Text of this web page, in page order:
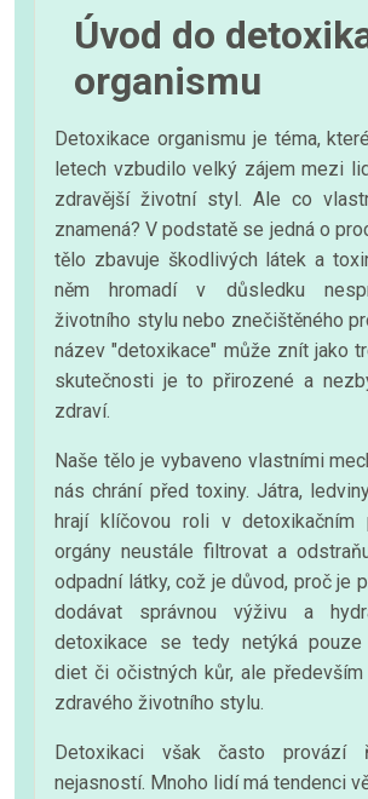
Úvod do
organismu
Detoxikace organismu je téma,
letech vzbudilo velký zájem mezi
zdravější životní styl. Ale co
znamená? V podstatě se jedná o
tělo zbavuje škodlivých látek a
něm hromadí v důsledku
životního stylu nebo znečištěného
název "detoxikace" může znít jako
skutečnosti je to přirozené a
zdraví.
Naše tělo je vybaveno vlastními
nás chrání před toxiny. Játra,
hrají klíčovou roli v detoxikačním
orgány neustále filtrovat a
odpadní látky, což je důvod, proč je
dodávat správnou výživu a
detoxikace se tedy netýká pouze
diet či očistných kůr, ale především
zdravého životního stylu.
Detoxikaci však často provází
nejasností. Mnoho lidí má tendenci